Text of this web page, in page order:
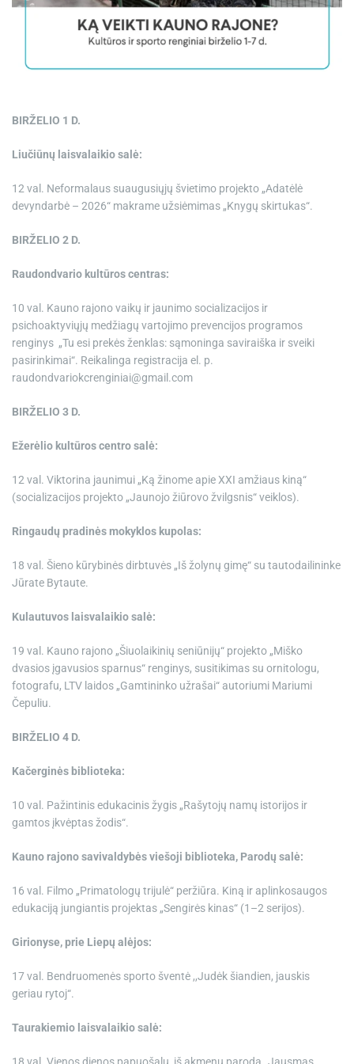
e
BIRŽELIO 1 D.
Liučiūnų laisvalaikio salė:
12 val. Neformalaus suaugusiųjų švietimo projekto „Adatėlė
devyndarbė – 2026“ makrame užsiėmimas „Knygų skirtukas“.
BIRŽELIO 2 D.
Raudondvario kultūros centras:
10 val. Kauno rajono vaikų ir jaunimo socializacijos ir
psichoaktyviųjų medžiagų vartojimo prevencijos programos
renginys „Tu esi prekės ženklas: sąmoninga saviraiška ir sveiki
pasirinkimai“. Reikalinga registracija el. p.
raudondvariokcrenginiai@gmail.com
BIRŽELIO 3 D.
Ežerėlio kultūros centro salė:
12 val. Viktorina jaunimui „Ką žinome apie XXI amžiaus kiną“
(socializacijos projekto „Jaunojo žiūrovo žvilgsnis“ veiklos).
Ringaudų pradinės mokyklos kupolas:
18 val. Šieno kūrybinės dirbtuvės „Iš žolynų gimę“ su tautodailininke
Jūrate Bytaute.
Kulautuvos laisvalaikio salė:
19 val. Kauno rajono „Šiuolaikinių seniūnijų“ projekto „Miško
dvasios įgavusios sparnus“ renginys, susitikimas su ornitologu,
fotografu, LTV laidos „Gamtininko užrašai“ autoriumi Mariumi
Čepuliu.
BIRŽELIO 4 D.
Kačerginės biblioteka:
10 val. Pažintinis edukacinis žygis „Rašytojų namų istorijos ir
gamtos įkvėptas žodis“.
Kauno rajono savivaldybės viešoji biblioteka, Parodų salė:
16 val. Filmo „Primatologų trijulė“ peržiūra. Kiną ir aplinkosaugos
edukaciją jungiantis projektas „Sengirės kinas“ (1–2 serijos).
Girionyse, prie Liepų alėjos:
17 val. Bendruomenės sporto šventė ,,Judėk šiandien, jauskis
geriau rytoj“.
Taurakiemio laisvalaikio salė: